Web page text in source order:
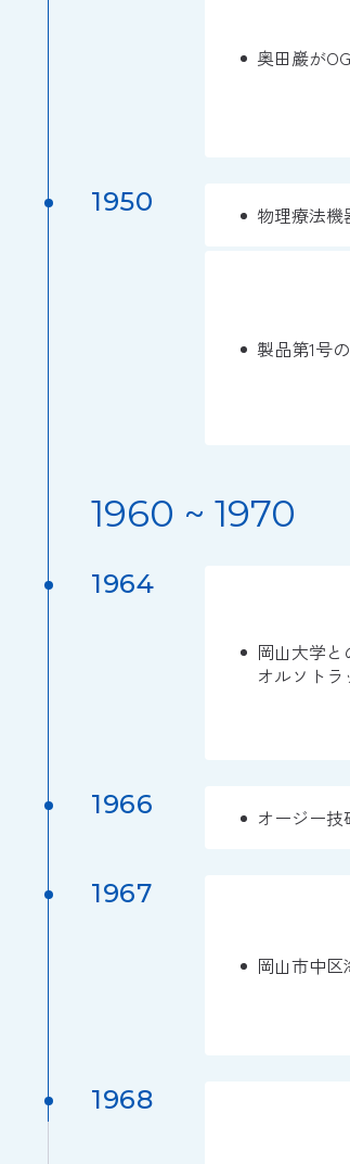
奥田巖が
1950 物理療法
製品第1号
1960 ~ 1970
1964
岡山大学
オルソト
1966 オージー
1967
岡山市中区
1968